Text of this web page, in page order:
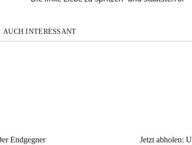
AUCH INTERESSANT
Endgegner Jetzt abholen: